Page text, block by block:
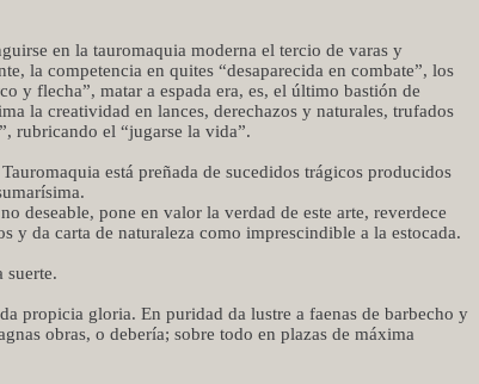
en la tauromaquia moderna el tercio de varas y
la competencia en quites “desaparecida en combate”, los
y flecha”, matar a espada era, es, el último bastión de
la creatividad en lances, derechazos y naturales, trufados
rubricando el “jugarse la vida”.
está preñada de sucedidos trágicos producidos
deseable, pone en valor la verdad de este arte, reverdece
y da carta de naturaleza como imprescindible a la estocada.
propicia gloria. En puridad da lustre a faenas de barbecho y
obras, o debería; sobre todo en plazas de máxima